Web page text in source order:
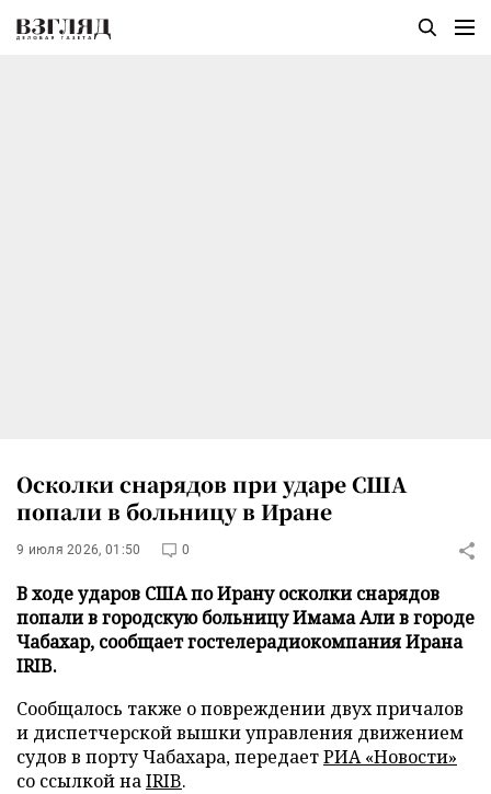
Осколки снарядов при ударе США
попали в больницу в Иране
9 июля 2026, 01:50 0
В ходе ударов США по Ирану осколки снарядов
попали в городскую больницу Имама Али в городе
Чабахар, сообщает гостелерадиокомпания Ирана
IRIB.
Сообщалось также о повреждении двух причалов
и диспетчерской вышки управления движением
судов в порту Чабахара, передаетРИА «Новости»
со ссылкой наIRIB.